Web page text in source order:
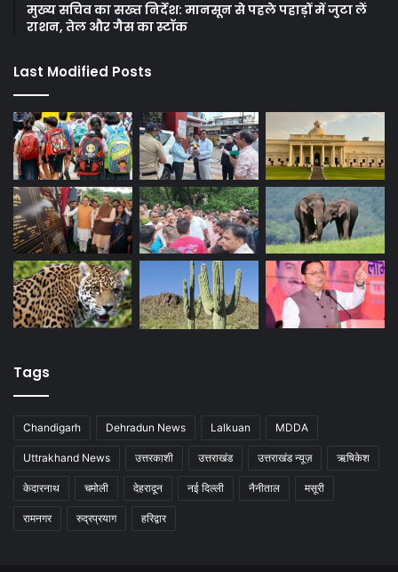
मुख्य सचिव का सख्त निर्देश: मानसून से पहले पहाड़ों में जुटा लें
राशन, तेल और गैस का स्टॉक
Last Modified Posts
Tags
Chandigarh Dehradun News Lalkuan MDDA
Uttrakhand News उत्तरकाशी उत्तराखंड उत्तराखंड न्यूज़ ऋषिकेश
केदारनाथ चमोली देहरादून नई दिल्ली नैनीताल मसूरी
रामनगर रुद्रप्रयाग हरिद्वार